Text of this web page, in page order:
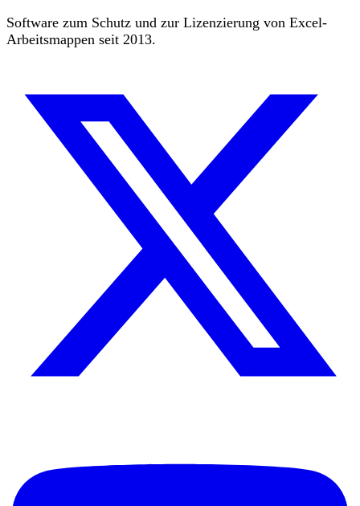
Software zum Schutz und zur Lizenzierung von Excel-
Arbeitsmappen seit 2013.